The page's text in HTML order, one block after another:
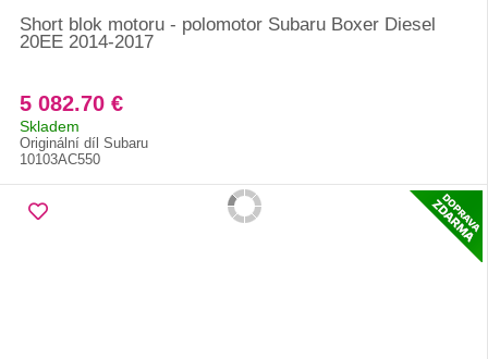
Short blok motoru - polomotor Subaru Boxer Diesel
20EE 2014-2017
5 082.70 €
Skladem
Originální díl Subaru
10103AC550